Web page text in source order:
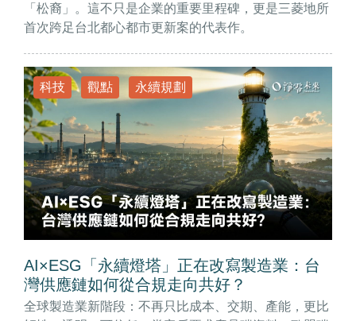
「松裔」。這不只是企業的重要里程碑，更是三菱地所
首次跨足台北都心都市更新案的代表作。
科技 觀點 永續規劃
AI×ESG「永續燈塔」正在改寫製造業：台
灣供應鏈如何從合規走向共好？
全球製造業新階段：不再只比成本、交期、產能，更比